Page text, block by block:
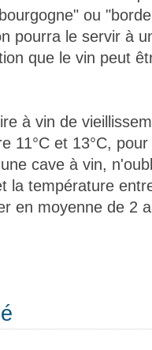
ou
pourra le servir à
que le vin peut
à vin de
11°C et 13°C,
cave à vin,
la température
en moyenne de 2